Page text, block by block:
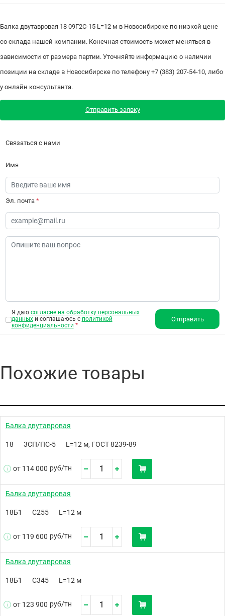
Балка двутавровая 18 09Г2С-15 L=12 м в Новосибирске по низкой цене
со склада нашей компании. Конечная стоимость может меняться в
зависимости от размера партии. Уточняйте информацию о наличии
позиции на складе в Новосибирске по телефону +7 (383) 207-54-10, либо
у онлайн консультанта.
Отправить заявку
Связаться с нами
Имя
Эл. почта *
Я даю согласие на обработку персональных
данныхи соглашаюсь с политикой
конфиденциальности *
Отправить
Похожие товары
Балка двутавровая
18 3СП/ПС-5 L=12 м, ГОСТ 8239-89
от 114 000 руб/тн
Балка двутавровая
18Б1 С255 L=12 м
от 119 600 руб/тн
Балка двутавровая
18Б1 С345 L=12 м
от 123 900 руб/тн